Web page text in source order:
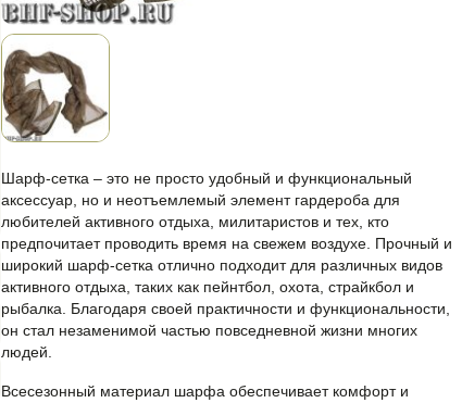
Шарф-сетка – это не просто удобный и функциональный
аксессуар, но и неотъемлемый элемент гардероба для
любителей активного отдыха, милитаристов и тех, кто
предпочитает проводить время на свежем воздухе. Прочный и
широкий шарф-сетка отлично подходит для различных видов
активного отдыха, таких как пейнтбол, охота, страйкбол и
рыбалка. Благодаря своей практичности и функциональности,
он стал незаменимой частью повседневной жизни многих
людей.
Всесезонный материал шарфа обеспечивает комфорт и